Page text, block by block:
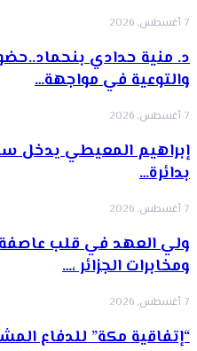
7 أغسطس, 2026
د. منية حدادي
والتوعية في مواجهة…
7 أغسطس, 2026
إبراهيم المعيطي يدخل
بدائرة…
7 أغسطس, 2026
ولي العهد في قلب عاصفة
ومخابرات الجزائر ،…
7 أغسطس, 2026
“إتفاقية مكة” للدفاع